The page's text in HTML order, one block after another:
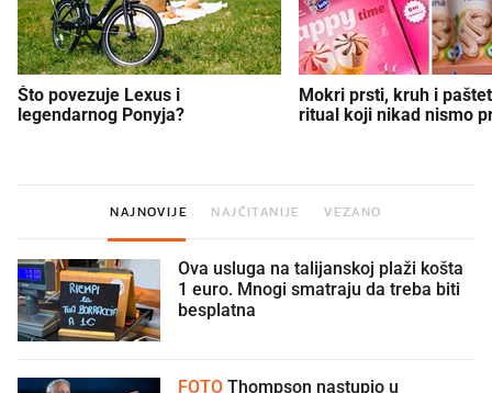
Što povezuje Lexus i
legendarnog Ponyja?
Mokri prsti, kruh i
ritual koji nikad nismo
NAJNOVIJE NAJČITANIJE VEZANO
Ova usluga na talijanskoj plaži košta
1 euro. Mnogi smatraju da treba biti
besplatna
FOTO